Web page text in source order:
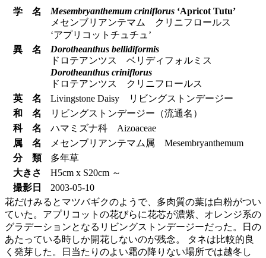
学 名 Mesembryanthemum criniflorus ‘Apricot Tutu’
メセンブリアンテマム クリニフロールス
‘アプリコットチュチュ’
異 名
Dorotheanthus bellidiformis
ドロテアンツス ベリディフォルミス
Dorotheanthus criniflorus
ドロテアンツス クリニフロールス
英 名
Livingstone Daisy リビングストンデージー
和 名
リビングストンデージー（流通名）
科 名
ハマミズナ科 Aizoaceae
属 名
メセンブリアンテマム属 Mesembryanthemum
分 類
多年草
大きさ
H5cm x S20cm ～
撮影日
2003-05-10
花だけみるとマツバギクのようで、多肉質の葉は白粉がつい
ていた。アプリコットの花びらに花芯が濃紫、オレンジ系の
グラデーションとなるリビングストンデージーだった。日の
あたっている時しか開花しないのが残念。 タネは比較的良
く発芽した。日当たりのよい霜の降りない場所では越冬し